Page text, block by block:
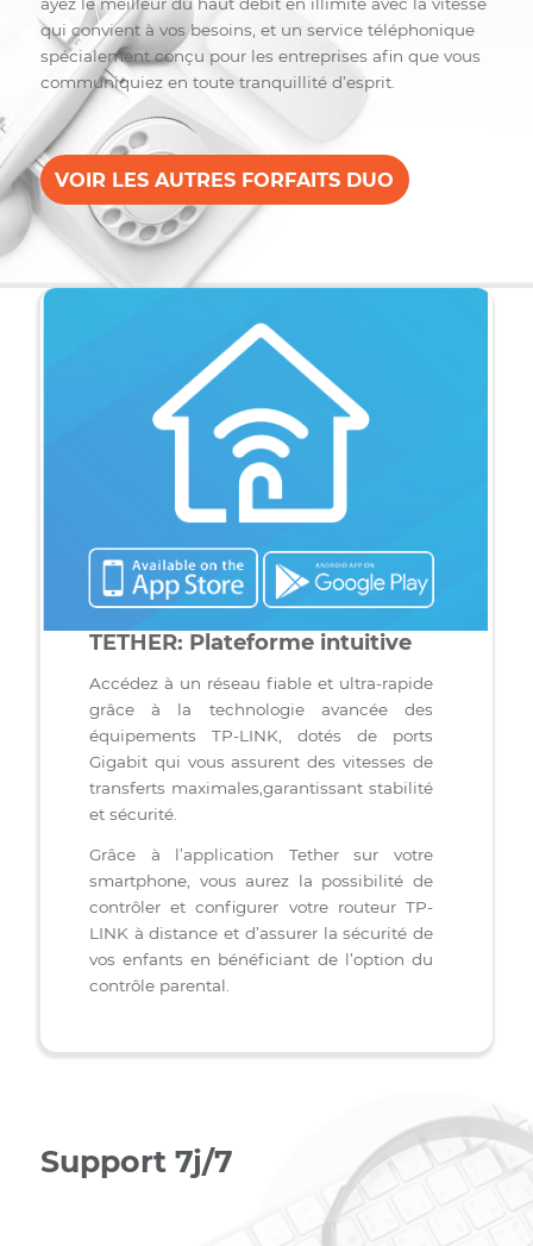
Votre réussite nous tient à
cœur.
Vous aider à réussir et à agrandir votre entreprise est
notre priorité. C’est pour ça que l’on veille à ce que
ayez le meilleur du haut débit en illimité avec la
qui convient à vos besoins, et un service téléphonique
spécialement conçu pour les entreprises afin que vous
communiquiez en toute tranquillité d’esprit.
VOIR LES AUTRES FORFAITS DUO
Accédez à un réseau fiable et ultra-rapide
grâce à la technologie avancée des
équipements TP-LINK, dotés de ports
Gigabit qui vous assurent des vitesses de